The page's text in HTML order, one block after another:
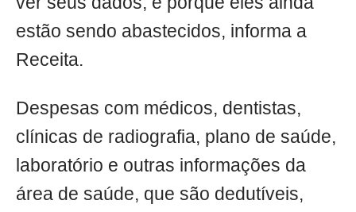
estão sendo abastecidos, informa a
Receita.
Despesas com médicos, dentistas,
clínicas de radiografia, plano de saúde,
laboratório e outras informações da
área de saúde, que são dedutíveis,